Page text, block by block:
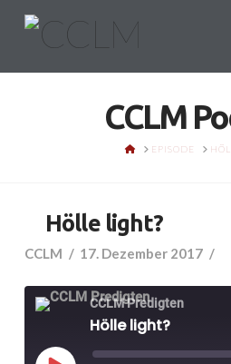
CCLM
HOMEEPISODE
Hölle light?
CCLM 17. Dezember 2017
CCLM Predigten
Hölle light?